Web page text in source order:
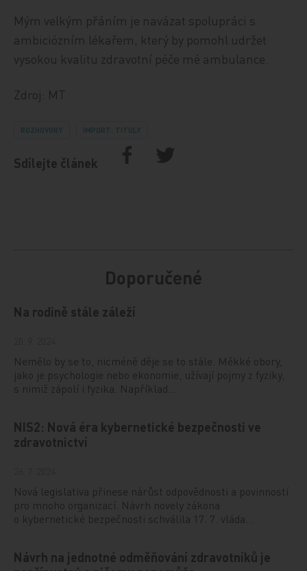
Mým velkým přáním je navázat spolupráci s
ambiciózním lékařem, který by pomohl udržet
vysokou kvalitu zdravotní péče mé ambulance.
Zdroj: MT
ROZHOVORY IMPORT: TITULY
Sdílejte článek
Doporučené
Na rodině stále záleží
Nemělo by se to, nicméně děje se to stále. Měkké obory,
jako je psychologie nebo ekonomie, užívají pojmy z fyziky,
s nimiž zápolí i fyzika. Například…
NIS2: Nová éra kybernetické bezpečnosti ve
zdravotnictví
Nová legislativa přinese nárůst odpovědnosti a povinností
pro mnoho organizací. Návrh novely zákona
o kybernetické bezpečnosti schválila 17. 7. vláda…
Návrh na jednotné odměňování zdravotníků je